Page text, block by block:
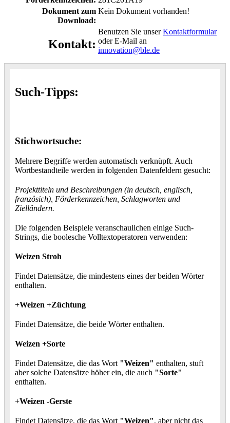
Dokument zum
Download:
Kein Dokument vorhanden!
Kontakt:
Benutzen Sie unserKontaktformular
oder E-Mail an
innovation@ble.de
Such-Tipps:
Stichwortsuche:
Mehrere Begriffe werden automatisch verknüpft. Auch
Wortbestandteile werden in folgenden Datenfeldern gesucht:
Projekttiteln und Beschreibungen (in deutsch, englisch,
französich), Förderkennzeichen, Schlagworten und
Zielländern.
Die folgenden Beispiele veranschaulichen einige Such-
Strings, die boolesche Volltextoperatoren verwenden:
Weizen Stroh
Findet Datensätze, die mindestens eines der beiden Wörter
enthalten.
+Weizen +Züchtung
Findet Datensätze, die beide Wörter enthalten.
Weizen +Sorte
Findet Datensätze, die das Wort "Weizen" enthalten, stuft
aber solche Datensätze höher ein, die auch "Sorte"
enthalten.
+Weizen -Gerste
Findet Datensätze, die das Wort "Weizen", aber nicht das